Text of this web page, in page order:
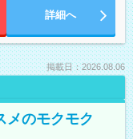
詳細へ
掲載日：2026.08.06
メのモクモク